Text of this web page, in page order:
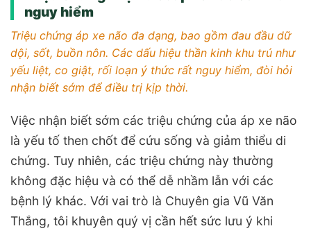
nguy hiểm
Triệu chứng áp xe não đa dạng, bao gồm đau đầu dữ
dội, sốt, buồn nôn. Các dấu hiệu thần kinh khu trú như
yếu liệt, co giật, rối loạn ý thức rất nguy hiểm, đòi hỏi
nhận biết sớm để điều trị kịp thời.
Việc nhận biết sớm các triệu chứng của áp xe não
là yếu tố then chốt để cứu sống và giảm thiểu di
chứng. Tuy nhiên, các triệu chứng này thường
không đặc hiệu và có thể dễ nhầm lẫn với các
bệnh lý khác. Với vai trò là Chuyên gia Vũ Văn
Thắng, tôi khuyên quý vị cần hết sức lưu ý khi